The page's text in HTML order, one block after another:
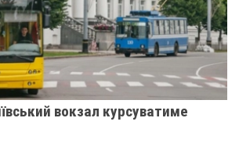
вокзал курсуватиме